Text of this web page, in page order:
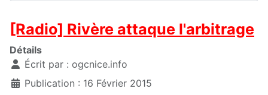
[Radio] Rivère attaque l'arbitrage
Détails
Écrit par : ogcnice.info
Publication : 16 Février 2015